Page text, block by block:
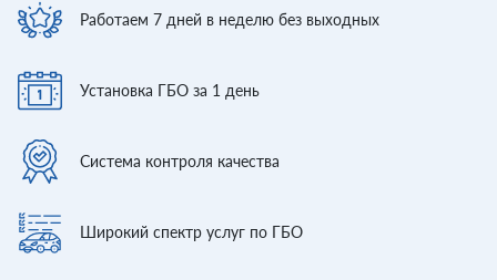
Работаем 7 дней в неделю без выходных
Установка ГБО за 1 день
Система контроля качества
Широкий спектр услуг по ГБО